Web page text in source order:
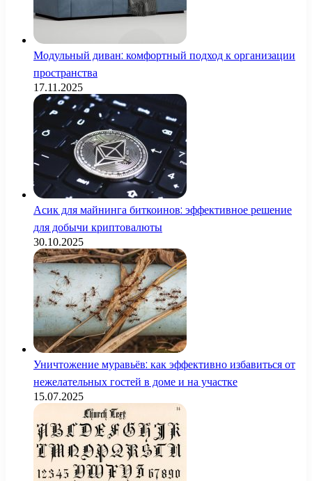
Модульный диван: комфортный подход к организации
пространства
17.11.2025
Асик для майнинга биткоинов: эффективное решение
для добычи криптовалюты
30.10.2025
Уничтожение муравьёв: как эффективно избавиться от
нежелательных гостей в доме и на участке
15.07.2025